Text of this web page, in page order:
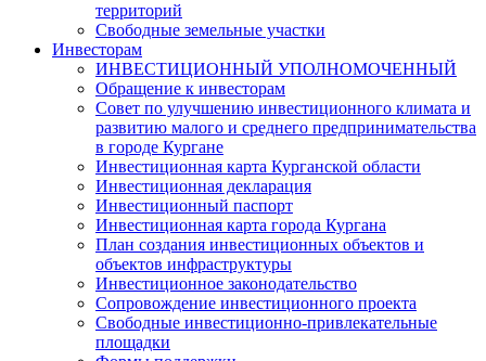
территорий
Свободные земельные участки
Инвесторам
ИНВЕСТИЦИОННЫЙ УПОЛНОМОЧЕННЫЙ
Обращение к инвесторам
Совет по улучшению инвестиционного климата и
развитию малого и среднего предпринимательства
в городе Кургане
Инвестиционная карта Курганской области
Инвестиционная декларация
Инвестиционный паспорт
Инвестиционная карта города Кургана
План создания инвестиционных объектов и
объектов инфраструктуры
Инвестиционное законодательство
Сопровождение инвестиционного проекта
Свободные инвестиционно-привлекательные
площадки